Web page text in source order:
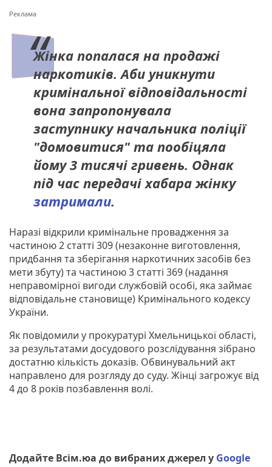
Жінка попалася на продажі
наркотиків. Аби уникнути
кримінальної відповідальності
вона запропонувала
заступнику начальника поліції
"домовитися" та пообіцяла
йому 3 тисячі гривень. Однак
під час передачі хабара жінку
затримали.
Наразі відкрили кримінальне провадження за
частиною 2 статті 309 (незаконне виготовлення,
придбання та зберігання наркотичних засобів без
мети збуту) та частиною 3 статті 369 (надання
неправомірної вигоди службовій особі, яка займає
відповідальне становище) Кримінального кодексу
України.
Як повідомили у прокуратурі Хмельницької області,
за результатами досудового розслідування зібрано
достатню кількість доказів. Обвинувальний акт
направлено для розгляду до суду. Жінці загрожує від
4 до 8 років позбавлення волі.
Додайте Всім.юа до вибраних джерел у Google